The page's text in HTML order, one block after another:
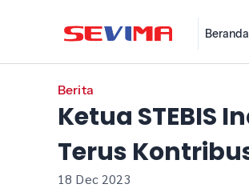
Beranda
Berita
Ketua STEBIS
Terus
18 Dec 2023